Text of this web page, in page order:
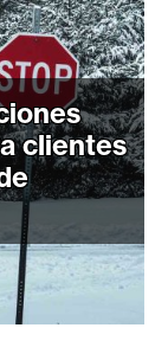
clientes